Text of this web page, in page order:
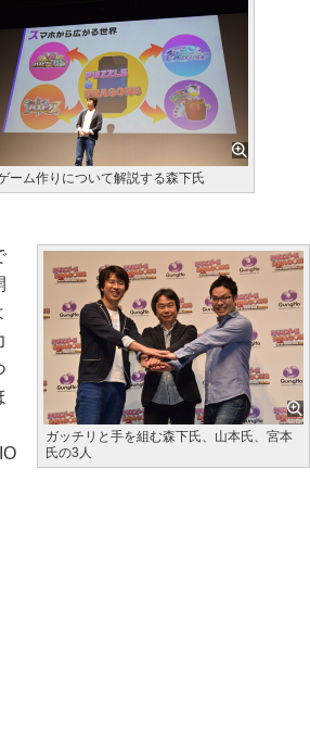
ーム作りについて解説する森下氏
ガッチリと手を組む森下氏、山本氏、宮本
氏の3人